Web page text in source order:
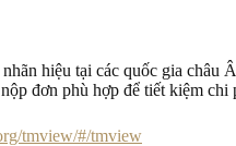
hiệu tại các quốc gia châu
đơn phù hợp để tiết kiệm chi
tmview/#/tmview